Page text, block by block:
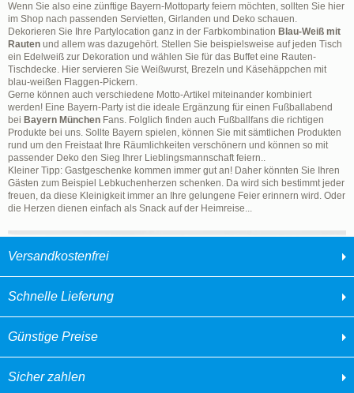
Versandkostenfrei
Schnelle Lieferung
Günstige Preise
Sicher zahlen
Wenn Sie also eine zünftige Bayern-Mottoparty feiern möchten, sollten Sie hier
im Shop nach passenden Servietten, Girlanden und Deko schauen.
Dekorieren Sie Ihre Partylocation ganz in der Farbkombination Blau-Weiß mit
Rauten und allem was dazugehört. Stellen Sie beispielsweise auf jeden Tisch
ein Edelweiß zur Dekoration und wählen Sie für das Buffet eine Rauten-
Tischdecke. Hier servieren Sie Weißwurst, Brezeln und Käsehäppchen mit
blau-weißen Flaggen-Pickern.
Gerne können auch verschiedene Motto-Artikel miteinander kombiniert
werden! Eine Bayern-Party ist die ideale Ergänzung für einen Fußballabend
bei Bayern München Fans. Folglich finden auch Fußballfans die richtigen
Produkte bei uns. Sollte Bayern spielen, können Sie mit sämtlichen Produkten
rund um den Freistaat Ihre Räumlichkeiten verschönern und können so mit
passender Deko den Sieg Ihrer Lieblingsmannschaft feiern..
Kleiner Tipp: Gastgeschenke kommen immer gut an! Daher könnten Sie Ihren
Gästen zum Beispiel Lebkuchenherzen schenken. Da wird sich bestimmt jeder
freuen, da diese Kleinigkeit immer an Ihre gelungene Feier erinnern wird. Oder
die Herzen dienen einfach als Snack auf der Heimreise...